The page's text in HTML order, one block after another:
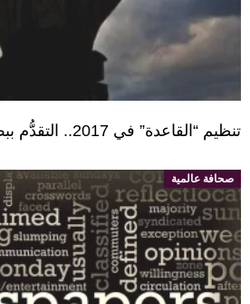
تنظيم “القاعدة” في 2017.. التقدُّم ببطء لكن بثبات
صحافة عالمية